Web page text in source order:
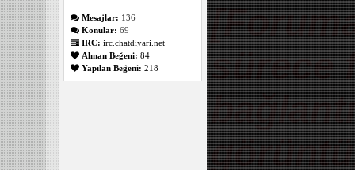
Mesajlar: 136
Konular: 69
IRC: irc.chatdiyari.net
Alınan Beğeni: 84
Yapılan Beğeni: 218
sürece